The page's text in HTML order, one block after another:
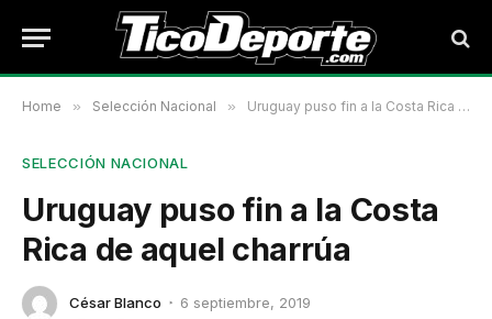
Home » Selección Nacional » Uruguay puso fin a la Costa Rica de aquel charrúa
SELECCIÓN NACIONAL
Uruguay puso fin a la Costa
Rica de aquel charrúa
César Blanco 6 septiembre, 2019